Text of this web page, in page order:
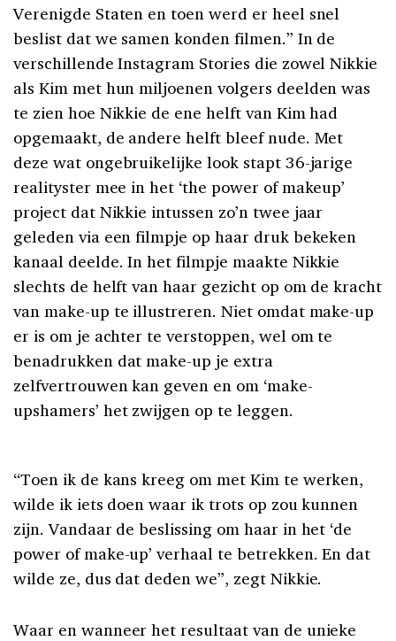
Verenigde Staten en toen werd er heel snel
beslist dat we samen konden filmen.” In de
verschillende Instagram Stories die zowel Nikkie
als Kim met hun miljoenen volgers deelden was
te zien hoe Nikkie de ene helft van Kim had
opgemaakt, de andere helft bleef nude. Met
deze wat ongebruikelijke look stapt 36-jarige
realityster mee in het ‘the power of makeup’
project dat Nikkie intussen zo’n twee jaar
geleden via een filmpje op haar druk bekeken
kanaal deelde. In het filmpje maakte Nikkie
slechts de helft van haar gezicht op om de kracht
van make-up te illustreren. Niet omdat make-up
er is om je achter te verstoppen, wel om te
benadrukken dat make-up je extra
zelfvertrouwen kan geven en om ‘make-
upshamers’ het zwijgen op te leggen.
“Toen ik de kans kreeg om met Kim te werken,
wilde ik iets doen waar ik trots op zou kunnen
zijn. Vandaar de beslissing om haar in het ‘de
power of make-up’ verhaal te betrekken. En dat
wilde ze, dus dat deden we”, zegt Nikkie.
Waar en wanneer het resultaat van de unieke